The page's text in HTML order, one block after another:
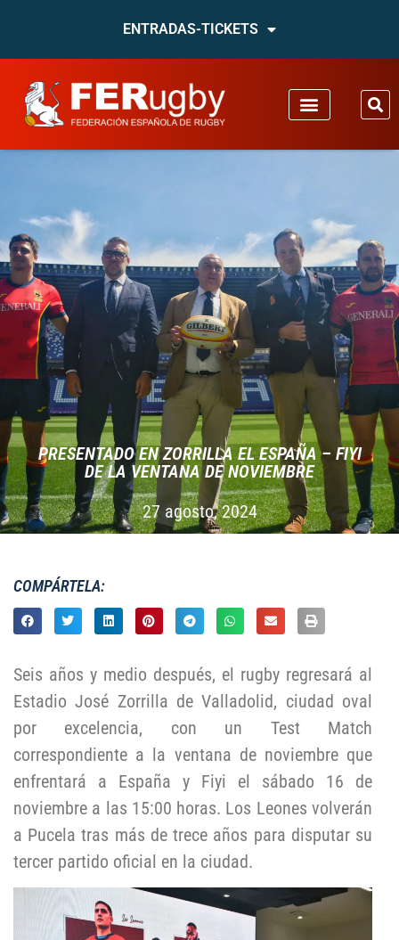
ENTRADAS-TICKETS
PRESENTADO EN ZORRILLA EL ESPAÑA – FIYI
DE LA VENTANA DE NOVIEMBRE
27 agosto, 2024
COMPÁRTELA:
Seis años y medio después, el rugby regresará al
Estadio José Zorrilla de Valladolid, ciudad oval
por excelencia, con un Test Match
correspondiente a la ventana de noviembre que
enfrentará a España y Fiyi el sábado 16 de
noviembre a las 15:00 horas. Los Leones volverán
a Pucela tras más de trece años para disputar su
tercer partido oficial en la ciudad.